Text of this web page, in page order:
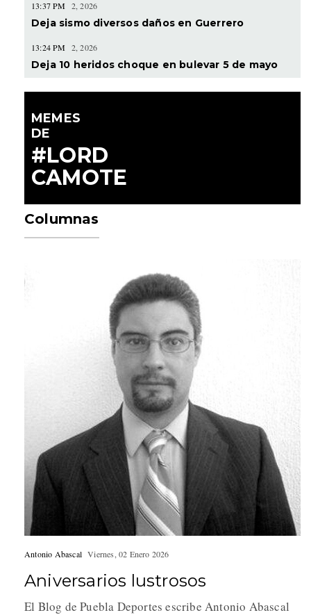
13:37 PM 2, 2026
Deja sismo diversos daños en Guerrero
13:24 PM 2, 2026
Deja 10 heridos choque en bulevar 5 de mayo
MEMES
DE
#LORD
CAMOTE
Columnas
Antonio Abascal Viernes, 02 Enero 2026
Aniversarios lustrosos
El Blog de Puebla Deportes escribe Antonio Abascal